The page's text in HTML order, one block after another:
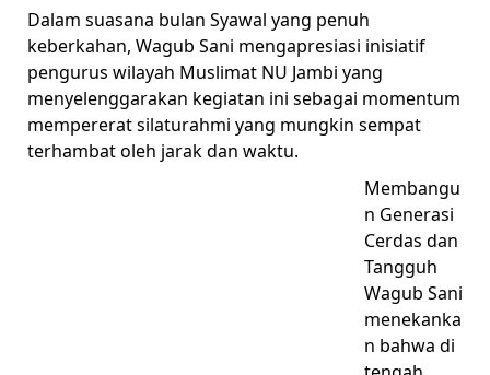
Dalam suasana bulan Syawal yang penuh
keberkahan, Wagub Sani mengapresiasi inisiatif
pengurus wilayah Muslimat NU Jambi yang
menyelenggarakan kegiatan ini sebagai momentum
mempererat silaturahmi yang mungkin sempat
terhambat oleh jarak dan waktu.
Membangu
n Generasi
Cerdas dan
Tangguh
Wagub Sani
menekanka
n bahwa di